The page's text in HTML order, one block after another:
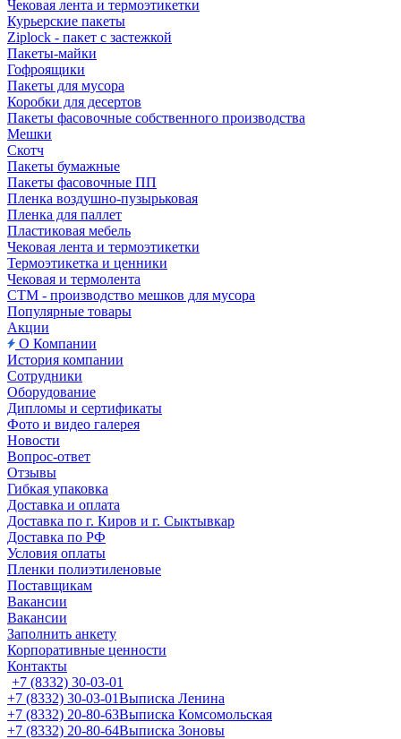
Чековая лента и термоэтикетки
Курьерские пакеты
Ziplock - пакет с застежкой
Пакеты-майки
Гофроящики
Пакеты для мусора
Коробки для десертов
Пакеты фасовочные собственного производства
Мешки
Скотч
Пакеты бумажные
Пакеты фасовочные ПП
Пленка воздушно-пузырьковая
Пленка для паллет
Пластиковая мебель
Чековая лента и термоэтикетки
Термоэтикетка и ценники
Чековая и термолента
СТМ - производство мешков для мусора
Популярные товары
Акции
О Компании
История компании
Сотрудники
Оборудование
Дипломы и сертификаты
Фото и видео галерея
Новости
Вопрос-ответ
Отзывы
Гибкая упаковка
Доставка и оплата
Доставка по г. Киров и г. Сыктывкар
Доставка по РФ
Условия оплаты
Пленки полиэтиленовые
Поставщикам
Вакансии
Вакансии
Заполнить анкету
Корпоративные ценности
Контакты
+7 (8332) 30-03-01
+7 (8332) 30-03-01Выписка Ленина
+7 (8332) 20-80-63Выписка Комсомольская
+7 (8332) 20-80-64Выписка Зоновы